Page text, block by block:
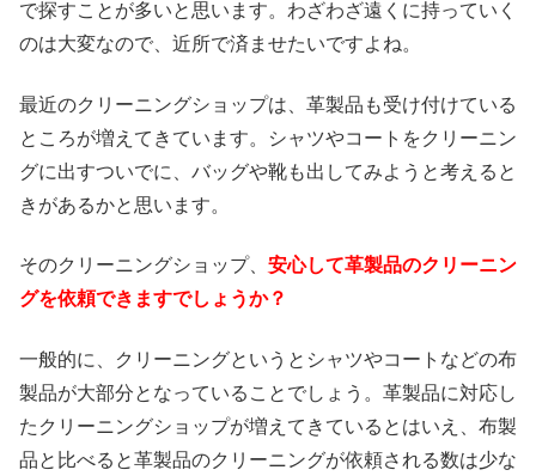
で探すことが多いと思います。わざわざ遠くに持っていく
のは大変なので、近所で済ませたいですよね。
最近のクリーニングショップは、革製品も受け付けている
ところが増えてきています。シャツやコートをクリーニン
グに出すついでに、バッグや靴も出してみようと考えると
きがあるかと思います。
そのクリーニングショップ、 安心して革製品のクリーニン
グを依頼できますでしょうか？
一般的に、クリーニングというとシャツやコートなどの布
製品が大部分となっていることでしょう。革製品に対応し
たクリーニングショップが増えてきているとはいえ、布製
品と比べると革製品のクリーニングが依頼される数は少な